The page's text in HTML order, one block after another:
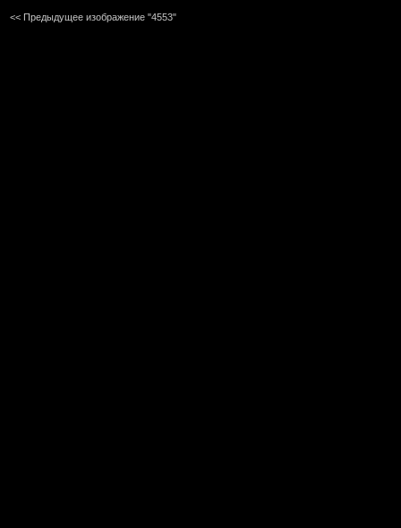
<< Предыдущее изображение "4553"